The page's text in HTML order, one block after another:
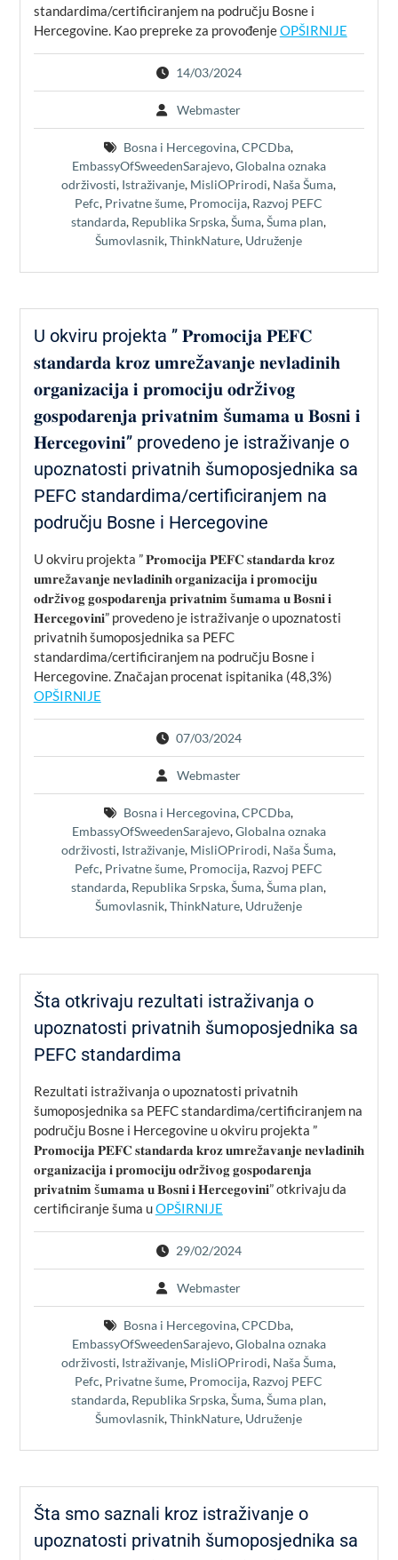
standardima/certificiranjem na području Bosne i
Hercegovine. Kao prepreke za provođenjeOPŠIRNIJE
14/03/2024
Webmaster
Bosna i Hercegovina,CPCDba,
EmbassyOfSweedenSarajevo,Globalna oznaka
održivosti, Istraživanje, MisliOPrirodi, Naša Šuma,
Pefc, Privatne šume, Promocija, Razvoj PEFC
standarda, Republika Srpska,Šuma,Šuma plan,
Šumovlasnik,ThinkNature, Udruženje
U okviru projekta ” 𝐏𝐫𝐨𝐦𝐨𝐜𝐢𝐣𝐚 𝐏𝐄𝐅𝐂
𝐬𝐭𝐚𝐧𝐝𝐚𝐫𝐝𝐚 𝐤𝐫𝐨𝐳 𝐮𝐦𝐫𝐞ž𝐚𝐯𝐚𝐧𝐣𝐞 𝐧𝐞𝐯𝐥𝐚𝐝𝐢𝐧𝐢𝐡
𝐨𝐫𝐠𝐚𝐧𝐢𝐳𝐚𝐜𝐢𝐣𝐚 𝐢 𝐩𝐫𝐨𝐦𝐨𝐜𝐢𝐣𝐮 𝐨𝐝𝐫ž𝐢𝐯𝐨𝐠
𝐠𝐨𝐬𝐩𝐨𝐝𝐚𝐫𝐞𝐧𝐣𝐚 𝐩𝐫𝐢𝐯𝐚𝐭𝐧𝐢𝐦 š𝐮𝐦𝐚𝐦𝐚 𝐮 𝐁𝐨𝐬𝐧𝐢 𝐢
𝐇𝐞𝐫𝐜𝐞𝐠𝐨𝐯𝐢𝐧𝐢” provedeno je istraživanje o
upoznatosti privatnih šumoposjednika sa
PEFC standardima/certificiranjem na
području Bosne i Hercegovine
U okviru projekta ” 𝐏𝐫𝐨𝐦𝐨𝐜𝐢𝐣𝐚 𝐏𝐄𝐅𝐂 𝐬𝐭𝐚𝐧𝐝𝐚𝐫𝐝𝐚 𝐤𝐫𝐨𝐳
𝐮𝐦𝐫𝐞ž𝐚𝐯𝐚𝐧𝐣𝐞 𝐧𝐞𝐯𝐥𝐚𝐝𝐢𝐧𝐢𝐡 𝐨𝐫𝐠𝐚𝐧𝐢𝐳𝐚𝐜𝐢𝐣𝐚 𝐢 𝐩𝐫𝐨𝐦𝐨𝐜𝐢𝐣𝐮
𝐨𝐝𝐫ž𝐢𝐯𝐨𝐠 𝐠𝐨𝐬𝐩𝐨𝐝𝐚𝐫𝐞𝐧𝐣𝐚 𝐩𝐫𝐢𝐯𝐚𝐭𝐧𝐢𝐦 š𝐮𝐦𝐚𝐦𝐚 𝐮 𝐁𝐨𝐬𝐧𝐢 𝐢
𝐇𝐞𝐫𝐜𝐞𝐠𝐨𝐯𝐢𝐧𝐢” provedeno je istraživanje o upoznatosti
privatnih šumoposjednika sa PEFC
standardima/certificiranjem na području Bosne i
Hercegovine. Značajan procenat ispitanika (48,3%)
OPŠIRNIJE
07/03/2024
Webmaster
Bosna i Hercegovina,CPCDba,
EmbassyOfSweedenSarajevo,Globalna oznaka
održivosti, Istraživanje, MisliOPrirodi, Naša Šuma,
Pefc, Privatne šume, Promocija, Razvoj PEFC
standarda, Republika Srpska,Šuma,Šuma plan,
Šumovlasnik,ThinkNature, Udruženje
Šta otkrivaju rezultati istraživanja o
upoznatosti privatnih šumoposjednika sa
PEFC standardima
Rezultati istraživanja o upoznatosti privatnih
šumoposjednika sa PEFC standardima/certificiranjem na
području Bosne i Hercegovine u okviru projekta ”
𝐏𝐫𝐨𝐦𝐨𝐜𝐢𝐣𝐚 𝐏𝐄𝐅𝐂 𝐬𝐭𝐚𝐧𝐝𝐚𝐫𝐝𝐚 𝐤𝐫𝐨𝐳 𝐮𝐦𝐫𝐞ž𝐚𝐯𝐚𝐧𝐣𝐞 𝐧𝐞𝐯𝐥𝐚𝐝𝐢𝐧𝐢𝐡
𝐨𝐫𝐠𝐚𝐧𝐢𝐳𝐚𝐜𝐢𝐣𝐚 𝐢 𝐩𝐫𝐨𝐦𝐨𝐜𝐢𝐣𝐮 𝐨𝐝𝐫ž𝐢𝐯𝐨𝐠 𝐠𝐨𝐬𝐩𝐨𝐝𝐚𝐫𝐞𝐧𝐣𝐚
𝐩𝐫𝐢𝐯𝐚𝐭𝐧𝐢𝐦 š𝐮𝐦𝐚𝐦𝐚 𝐮 𝐁𝐨𝐬𝐧𝐢 𝐢 𝐇𝐞𝐫𝐜𝐞𝐠𝐨𝐯𝐢𝐧𝐢” otkrivaju da
certificiranje šuma uOPŠIRNIJE
29/02/2024
Webmaster
Bosna i Hercegovina,CPCDba,
EmbassyOfSweedenSarajevo,Globalna oznaka
održivosti, Istraživanje, MisliOPrirodi, Naša Šuma,
Pefc, Privatne šume, Promocija, Razvoj PEFC
standarda, Republika Srpska,Šuma,Šuma plan,
Šumovlasnik,ThinkNature, Udruženje
Šta smo saznali kroz istraživanje o
upoznatosti privatnih šumoposjednika sa